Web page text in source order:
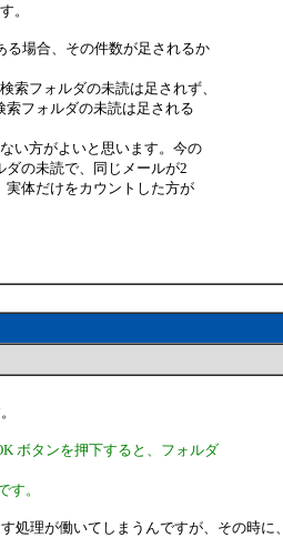
。
る場合、その件数が足されるか
フォルダの未読は足されず、
フォルダの未読は足される
い方がよいと思います。今の
の未読で、同じメールが2
体だけをカウントした方が
ボタンを押下すると、フォルダ
。
処理が働いてしまうんですが、その時に、